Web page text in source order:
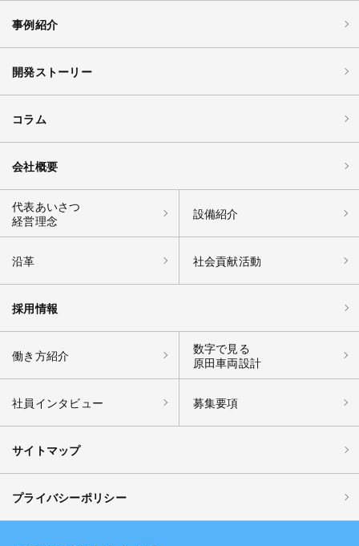
事例紹介
開発ストーリー
コラム
会社概要
代表あいさつ
経営理念
設備紹介
沿革 社会貢献活動
採用情報
働き方紹介
数字で見る
原田車両設計
社員インタビュー 募集要項
サイトマップ
プライバシーポリシー